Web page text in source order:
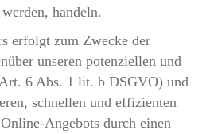
handeln.
erfolgt zum Zwecke der
unseren potenziellen und
6 Abs. 1 lit. b DSGVO) und
schnellen und effizienten
Angebots durch einen